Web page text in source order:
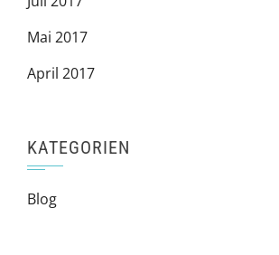
Mai 2017
April 2017
KATEGORIEN
Blog